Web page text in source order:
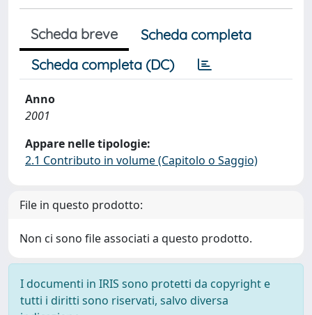
Scheda breve
Scheda completa
Scheda completa (DC)
Anno
2001
Appare nelle tipologie:
2.1 Contributo in volume (Capitolo o Saggio)
File in questo prodotto:
Non ci sono file associati a questo prodotto.
I documenti in IRIS sono protetti da copyright e
tutti i diritti sono riservati, salvo diversa